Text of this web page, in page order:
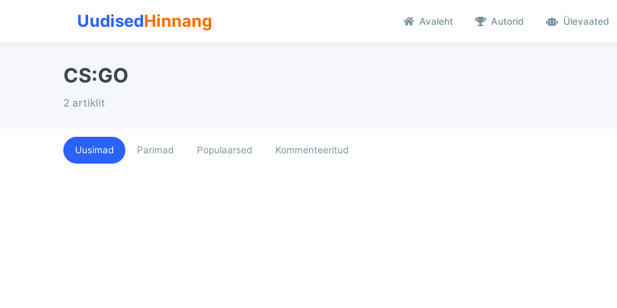
UudisedHinnang Avaleht Autorid Ülevaated
CS:GO
2 artiklit
Uusimad Parimad Populaarsed Kommenteeritud